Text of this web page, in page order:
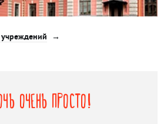
очень просто!